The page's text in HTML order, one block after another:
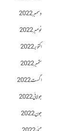
دسمبر 2022
نومبر 2022
اکتوبر 2022
ستمبر 2022
اگست 2022
جولائی 2022
جون 2022